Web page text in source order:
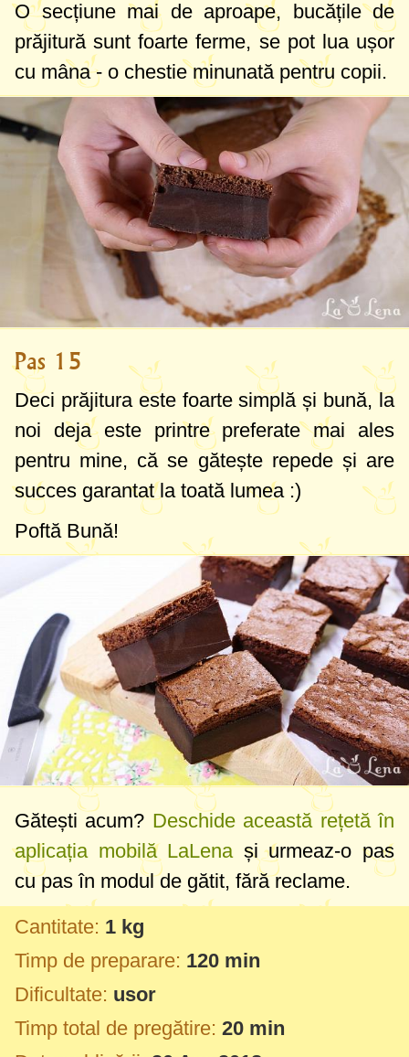
O secțiune mai de aproape, bucățile de
prăjitură sunt foarte ferme, se pot lua ușor
cu mâna - o chestie minunată pentru copii.
Pas 15
Deci prăjitura este foarte simplă și bună, la
noi deja este printre preferate mai ales
pentru mine, că se gătește repede și are
succes garantat la toată lumea :)
Poftă Bună!
Gătești acum? Deschide această rețetă în
aplicația mobilă LaLenași urmeaz-o pas
cu pas în modul de gătit, fără reclame.
Cantitate: 1 kg
Timp de preparare: 120 min
Dificultate: usor
Timp total de pregătire: 20 min